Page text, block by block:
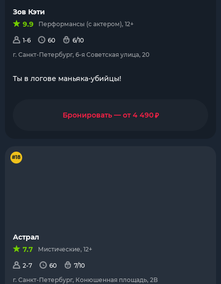
Зов Кэти
9.9
Перформансы (с актером), 12+
1-6 60
6/10
г. Санкт-Петербург, 6-я Советская улица, 20
Ты в логове маньяка-убийцы!
Бронировать — от 4 490₽
#18
Астрал
7.7
Мистические, 12+
2-7 60
7/10
г. Санкт-Петербург, Конюшенная площадь, 2В